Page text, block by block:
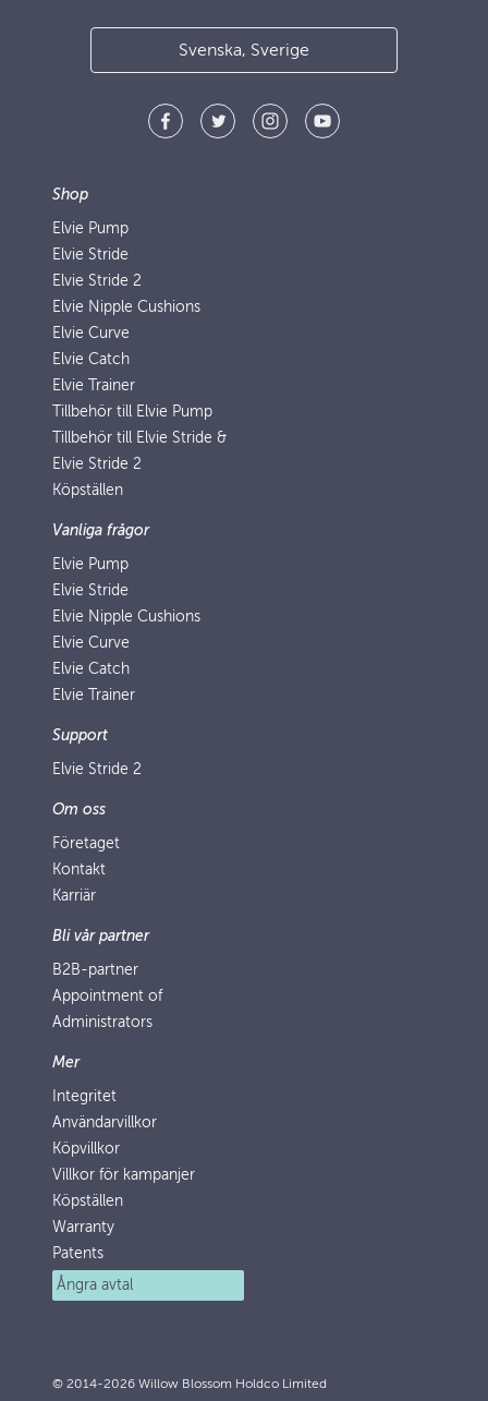
Svenska, Sverige
Shop
Elvie Pump
Elvie Stride
Elvie Stride 2
Elvie Nipple Cushions
Elvie Curve
Elvie Catch
Elvie Trainer
Tillbehör till Elvie Pump
Tillbehör till Elvie Stride &
Elvie Stride 2
Köpställen
Vanliga frågor
Elvie Pump
Elvie Stride
Elvie Nipple Cushions
Elvie Curve
Elvie Catch
Elvie Trainer
Support
Elvie Stride 2
Om oss
Företaget
Kontakt
Karriär
Bli vår partner
B2B-partner
Appointment of
Administrators
Mer
Integritet
Användarvillkor
Köpvillkor
Villkor för kampanjer
Köpställen
Warranty
Patents
Ångra avtal
© 2014-2026 Willow Blossom Holdco Limited